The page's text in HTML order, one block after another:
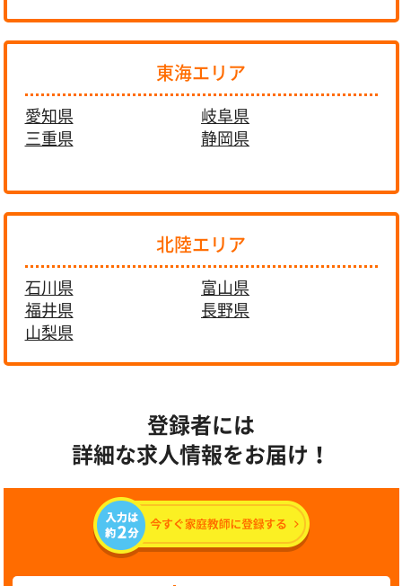
東海エリア
愛知県
岐阜県
三重県
静岡県
北陸エリア
石川県
富山県
福井県
長野県
山梨県
登録者には
詳細な求人情報をお届け！